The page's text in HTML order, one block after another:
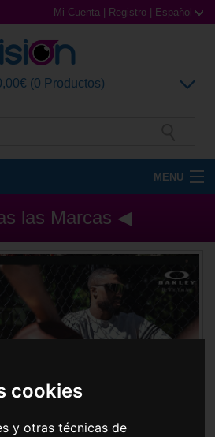
cookies
y otras técnicas de
Mi Cuenta Registro Español
(0 Productos)
MENU
de Sol
Graduadas
Deportivas
Lentillas
las Marcas ◀